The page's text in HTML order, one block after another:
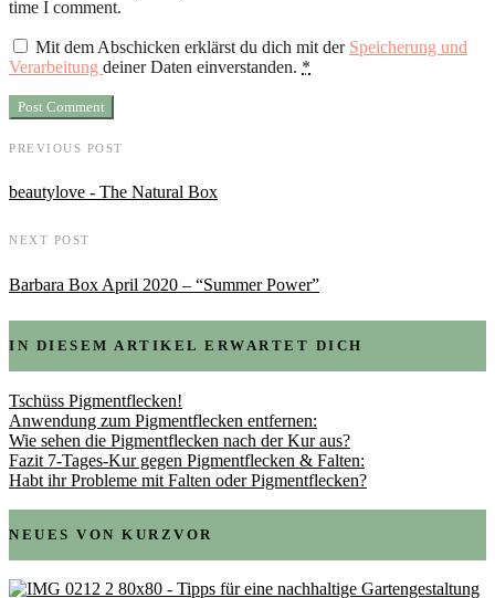
time I comment.
Mit dem Abschicken erklärst du dich mit der Speicherung und
Verarbeitung deiner Daten einverstanden. *
PREVIOUS POST
beautylove - The Natural Box
NEXT POST
Barbara Box April 2020 – “Summer Power”
IN DIESEM ARTIKEL ERWARTET DICH
Tschüss Pigmentflecken!
Anwendung zum Pigmentflecken entfernen:
Wie sehen die Pigmentflecken nach der Kur aus?
Fazit 7-Tages-Kur gegen Pigmentflecken & Falten:
Habt ihr Probleme mit Falten oder Pigmentflecken?
NEUES VON KURZVOR